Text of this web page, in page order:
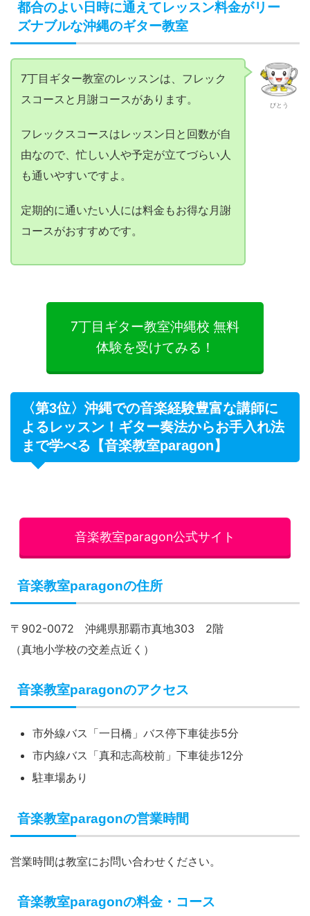
都合のよい日時に通えてレッスン料金がリー
ズナブルな沖縄のギター教室
びとう
7丁目ギター教室のレッスンは、フレック
スコースと月謝コースがあります。
フレックスコースはレッスン日と回数が自
由なので、忙しい人や予定が立てづらい人
も通いやすいですよ。
定期的に通いたい人には料金もお得な月謝
コースがおすすめです。
7丁目ギター教室沖縄校 無料
体験を受けてみる！
〈第3位〉沖縄での音楽経験豊富な講師に
よるレッスン！ギター奏法からお手入れ法
まで学べる【音楽教室paragon】
音楽教室paragon公式サイト
音楽教室paragonの住所
〒902-0072 沖縄県那覇市真地303 2階
（真地小学校の交差点近く）
音楽教室paragonのアクセス
市外線バス「一日橋」バス停下車徒歩5分
市内線バス「真和志高校前」下車徒歩12分
駐車場あり
音楽教室paragonの営業時間
営業時間は教室にお問い合わせください。
音楽教室paragonの料金・コース